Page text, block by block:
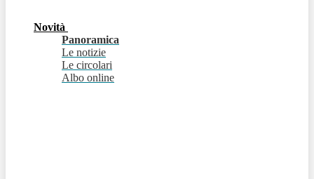
Novità
Panoramica
Le notizie
Le circolari
Albo online